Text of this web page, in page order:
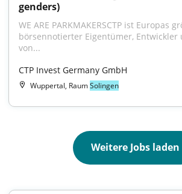
genders)
WE ARE PARKMAKERSCTP ist Europas
börsennotierter Eigentümer, Entwickler
von...
CTP Invest Germany GmbH
Wuppertal, RaumSolingen
Weitere Jobs laden